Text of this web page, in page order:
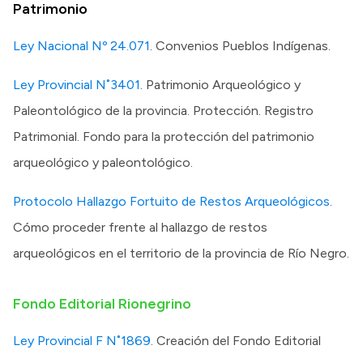
Normativa
Transparencia
Presupuesto
Boletín Oficial
Compras y licitaciones
Consulta de expedientes
Consulta de pago a proveedores
Convocatorias
Login
Patrimonio
Ley Nacional Nº 24.071. Convenios Pueblos Indígenas.
Ley Provincial N˚3401. Patrimonio Arqueológico y
Paleontológico de la provincia. Protección. Registro
Patrimonial. Fondo para la protección del patrimonio
arqueológico y paleontológico.
Protocolo Hallazgo Fortuito de Restos Arqueológicos.
Cómo proceder frente al hallazgo de restos
arqueológicos en el territorio de la provincia de Río Negro.
Fondo Editorial Rionegrino
Ley Provincial F N˚1869. Creación del Fondo Editorial